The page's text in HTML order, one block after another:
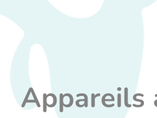
Appareils